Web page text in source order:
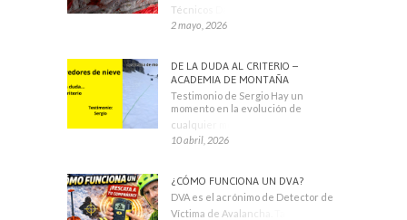
Técnicos Deportivos
2 mayo, 2026
DE LA DUDA AL CRITERIO –
ACADEMIA DE MONTAÑA
Testimonio de Sergio Hay un
momento en la evolución de
cualquier montañero
10 abril, 2026
¿CÓMO FUNCIONA UN DVA?
DVA es el acrónimo de Detector de
Víctima de Avalancha. También se